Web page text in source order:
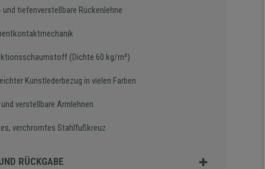
und tiefenverstellbare Rückenlehne
(Dichte 60 kg/m³)
Kunstlederbezug in vielen Farben
verstellbare Armlehnen
verchromtes Stahlfußkreuz
RÜCKGABE